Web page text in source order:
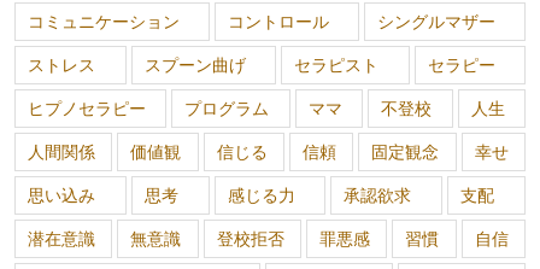
コミュニケーション
コントロール
シングルマザー
ストレス
スプーン曲げ セラピスト
セラピー
ヒプノセラピー
プログラム ママ 不登校
人生
人間関係
価値観 信じる 信頼 固定観念
幸せ
思い込み
思考 感じる力 承認欲求
支配
潜在意識
無意識 登校拒否 罪悪感 習慣
自信